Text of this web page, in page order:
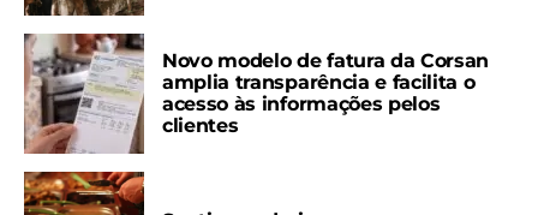
Novo modelo de fatura da Corsan
amplia transparência e facilita o
acesso às informações pelos
clientes